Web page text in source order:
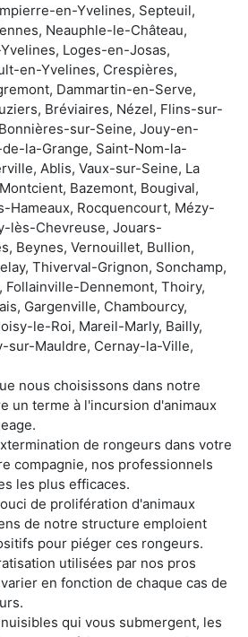
en-Yvelines, Septeuil,
Neauphle-le-Château,
Loges-en-Josas,
en-Yvelines, Crespières,
Dammartin-en-Serve,
Bréviaires, Nézel, Flins-sur-
sur-Seine, Jouy-en-
la-Grange, Saint-Nom-la-
Ablis, Vaux-sur-Seine, La
Bazemont, Bougival,
Hameaux, Rocquencourt, Mézy-
lès-Chevreuse, Jouars-
Beynes, Vernouillet, Bullion,
Thiverval-Grignon, Sonchamp,
Follainville-Dennemont, Thoiry,
Gargenville, Chambourcy,
le-Roi, Mareil-Marly, Bailly,
sur-Mauldre, Cernay-la-Ville,
nous choisissons dans notre
un terme à l'incursion d'animaux
de rongeurs dans votre
compagnie, nos professionnels
les plus efficaces.
de prolifération d'animaux
de notre structure emploient
pour piéger ces rongeurs.
utilisées par nos pros
en fonction de chaque cas de
qui vous submergent, les